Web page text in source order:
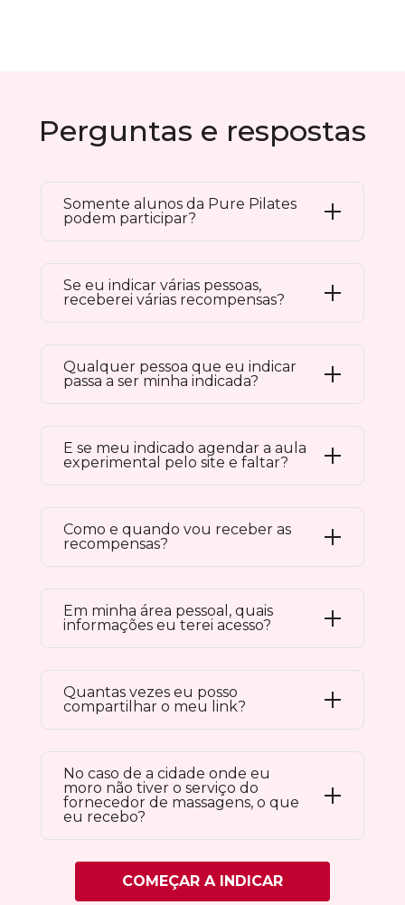
Perguntas e respostas
Somente alunos da Pure Pilates
podem participar?
Se eu indicar várias pessoas,
receberei várias recompensas?
Qualquer pessoa que eu indicar
passa a ser minha indicada?
E se meu indicado agendar a aula
experimental pelo site e faltar?
Como e quando vou receber as
recompensas?
Em minha área pessoal, quais
informações eu terei acesso?
Quantas vezes eu posso
compartilhar o meu link?
No caso de a cidade onde eu
moro não tiver o serviço do
fornecedor de massagens, o que
eu recebo?
COMEÇAR A INDICAR